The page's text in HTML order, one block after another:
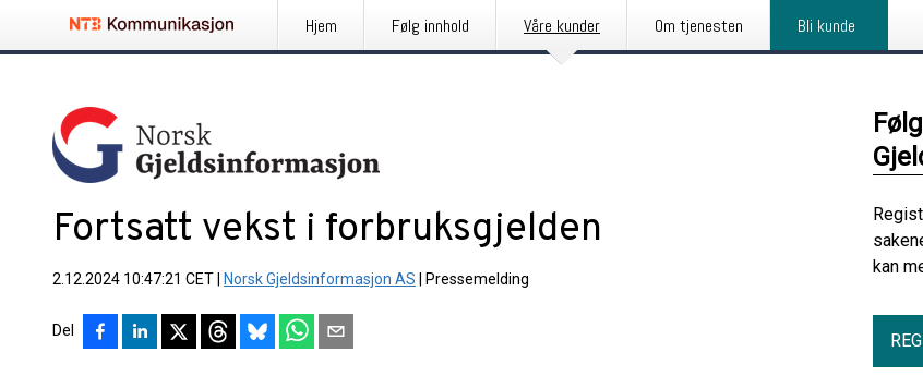
Hjem Følg innhold Våre kunder Om tjenesten Bli kunde
Fortsatt vekst i forbruksgjelden
2.12.2024 10:47:21 CET Norsk Gjeldsinformasjon AS Pressemelding
Del
kan